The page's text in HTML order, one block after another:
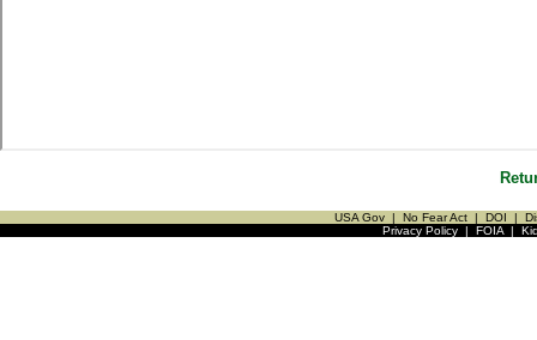
USA Gov | No Fear Act | DOI |
Privacy Policy| FOIA|